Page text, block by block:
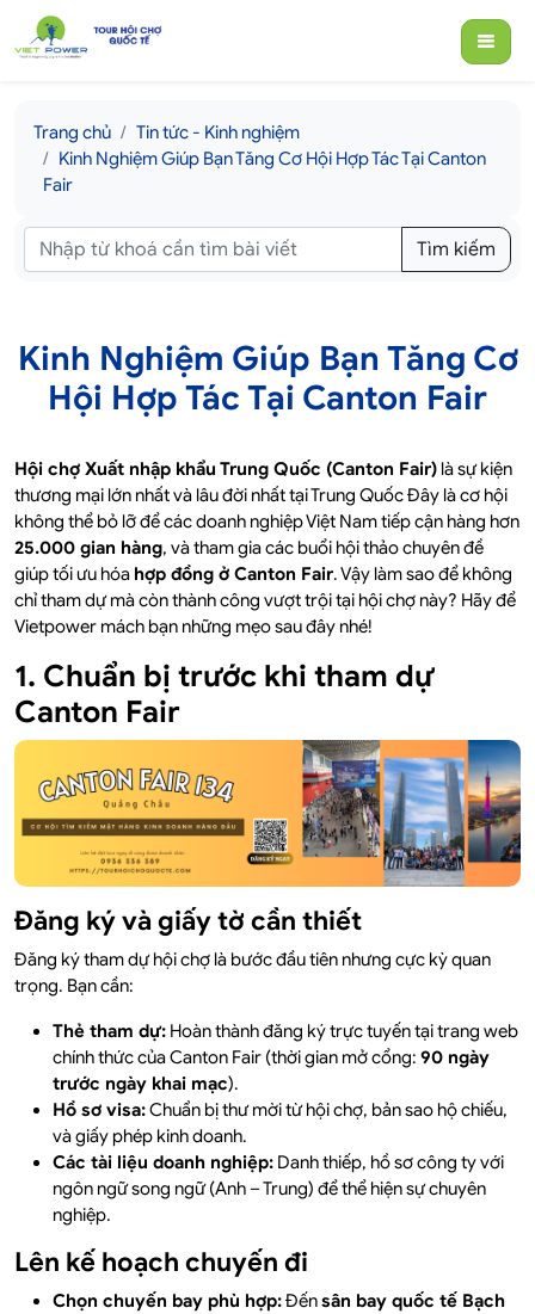
Trang chủ
Tin tức - Kinh nghiệm
Kinh Nghiệm Giúp Bạn Tăng Cơ Hội Hợp Tác Tại Canton
Fair
Tìm kiếm
Kinh Nghiệm Giúp Bạn Tăng Cơ
Hội Hợp Tác Tại Canton Fair
Hội chợ Xuất nhập khẩu Trung Quốc (Canton Fair) là sự kiện
thương mại lớn nhất và lâu đời nhất tại Trung Quốc Đây là cơ hội
không thể bỏ lỡ để các doanh nghiệp Việt Nam tiếp cận hàng hơn
25.000 gian hàng, và tham gia các buổi hội thảo chuyên đề
giúp tối ưu hóa hợp đồng ở Canton Fair. Vậy làm sao để không
chỉ tham dự mà còn thành công vượt trội tại hội chợ này? Hãy để
Vietpower mách bạn những mẹo sau đây nhé!
1. Chuẩn bị trước khi tham dự
Canton Fair
Đăng ký và giấy tờ cần thiết
Đăng ký tham dự hội chợ là bước đầu tiên nhưng cực kỳ quan
trọng. Bạn cần:
Thẻ tham dự: Hoàn thành đăng ký trực tuyến tại trang web
chính thức của Canton Fair (thời gian mở cổng: 90 ngày
trước ngày khai mạc).
Hồ sơ visa:Chuẩn bị thư mời từ hội chợ, bản sao hộ chiếu,
và giấy phép kinh doanh.
Các tài liệu doanh nghiệp: Danh thiếp, hồ sơ công ty với
ngôn ngữ song ngữ (Anh – Trung) để thể hiện sự chuyên
nghiệp.
Lên kế hoạch chuyến đi
Chọn chuyến bay phù hợp:Đếnsân bay quốc tế Bạch